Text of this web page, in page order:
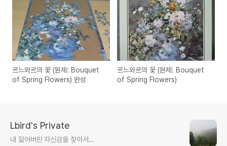
르느와르의 꽃 (원제: Bouquet
of Spring Flowers) 완성
르느와르의 꽃 (원제: Bouquet
of Spring Flowers)
Lbird's Private
내 잃어버린 자신감을 찾아서...